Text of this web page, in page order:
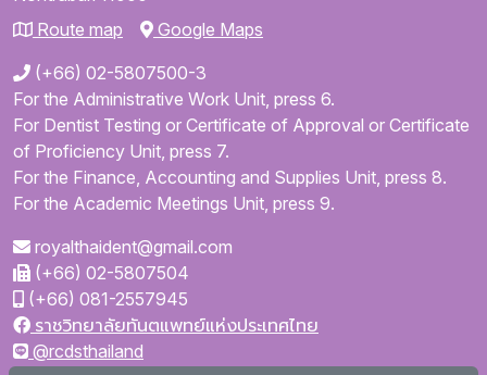
Route map
Google Maps
(+66) 02-5807500-3
For the Administrative Work Unit, press 6.
For Dentist Testing or Certificate of Approval or Certificate
of Proficiency Unit, press 7.
For the Finance, Accounting and Supplies Unit, press 8.
For the Academic Meetings Unit, press 9.
royalthaident@gmail.com
(+66) 02-5807504
(+66) 081-2557945
ราชวิทยาลัยทันตแพทย์แห่งประเทศไทย
@rcdsthailand